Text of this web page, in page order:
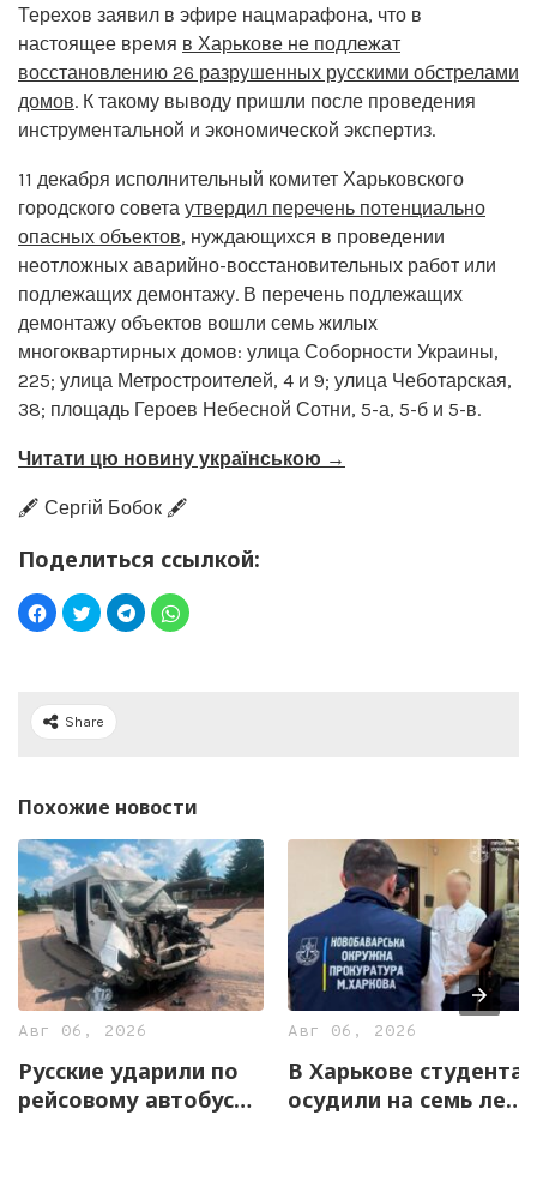
Терехов заявил в эфире нацмарафона, что в
настоящее время в Харькове не подлежат
восстановлению 26 разрушенных русскими обстрелами
домов. К такому выводу пришли после проведения
инструментальной и экономической экспертиз.
11 декабря исполнительный комитет Харьковского
городского совета утвердил перечень потенциально
опасных объектов, нуждающихся в проведении
неотложных аварийно-восстановительных работ или
подлежащих демонтажу. В перечень подлежащих
демонтажу объектов вошли семь жилых
многоквартирных домов: улица Соборности Украины,
225; улица Метростроителей, 4 и 9; улица Чеботарская,
38; площадь Героев Небесной Сотни, 5-а, 5-б и 5-в.
Читати цю новину українською →
🖋️ Сергій Бобок 🖋️
Поделиться ссылкой:
Share
Похожие новости
Авг 06, 2026
Русские ударили по
рейсовому автобусу
Авг 06, 2026
В Харькове студента
осудили на семь лет